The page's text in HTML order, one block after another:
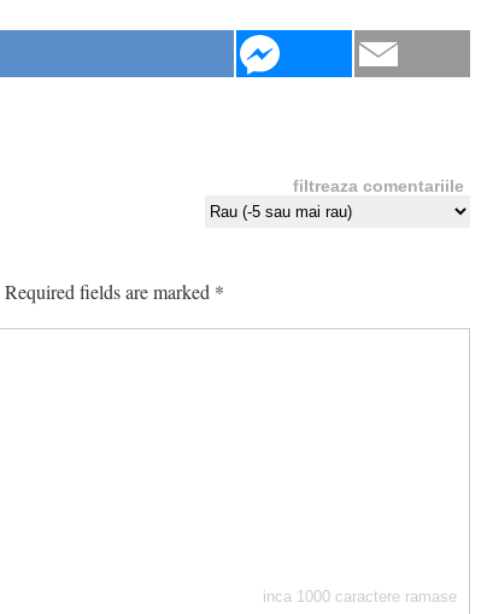
filtreaza comentariile
Required fields are marked *
inca 1000 caractere ramase